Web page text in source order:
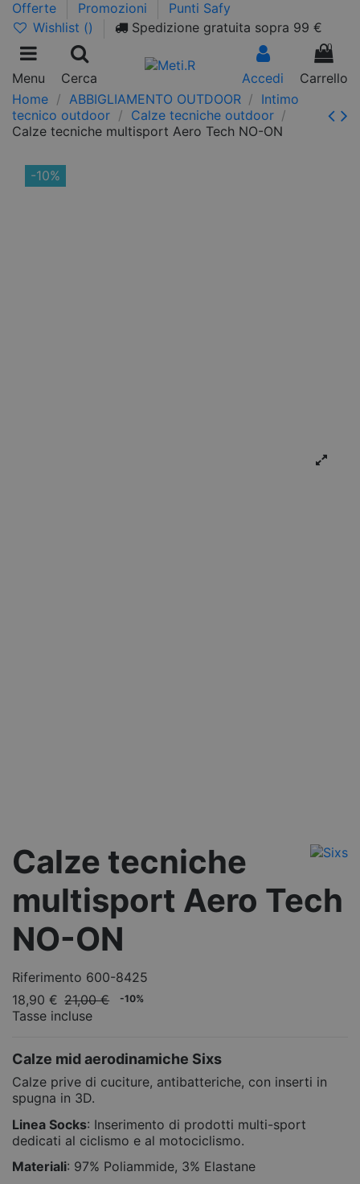
Offerte Promozioni
Punti Safy
Wishlist () Spedizione gratuita sopra 99 €
Menu Cerca Accedi
0
Carrello
Home
ABBIGLIAMENTO OUTDOOR
Intimo
tecnico outdoor
Calze tecniche outdoor
Calze tecniche multisport Aero Tech NO-ON
-10%
Calze tecniche
multisport Aero Tech
NO-ON
Riferimento 600-8425
18,90 € 21,00 € -10%
Tasse incluse
Calze mid aerodinamiche Sixs
Calze prive di cuciture, antibatteriche, con inserti in
spugna in 3D.
Linea Socks: Inserimento di prodotti multi-sport
dedicati al ciclismo e al motociclismo.
Materiali: 97% Poliammide, 3% Elastane